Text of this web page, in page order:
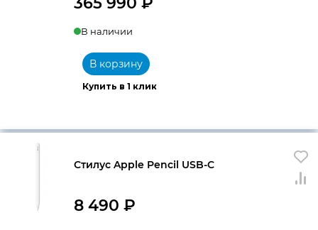
В наличии
Купить в 1 клик
В корзину
Стилус Apple Pencil USB-C
8 490 ₽